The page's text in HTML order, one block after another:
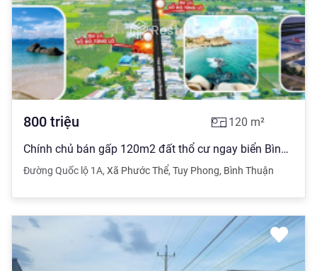
800 triệu 120 m²
Chính chủ bán gấp 120m2 đất thổ cư ngay biển Bình Thuận -Đường rộng 29m - Cách nút giao cao tốc 4km
Đường Quốc lộ 1A, Xã Phước Thể, Tuy Phong, Bình Thuận